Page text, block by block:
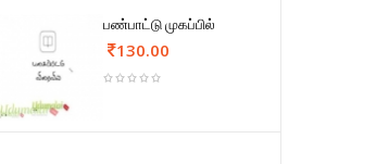
பண்பாட்டு முகப்பில்
130.00